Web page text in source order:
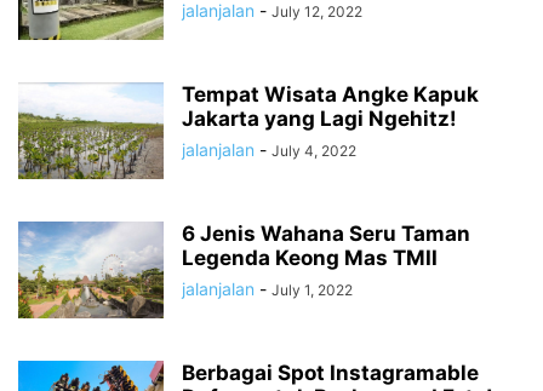
jalanjalan - July 12, 2022
Tempat Wisata Angke Kapuk
Jakarta yang Lagi Ngehitz!
jalanjalan - July 4, 2022
6 Jenis Wahana Seru Taman
Legenda Keong Mas TMII
jalanjalan - July 1, 2022
Berbagai Spot Instagramable